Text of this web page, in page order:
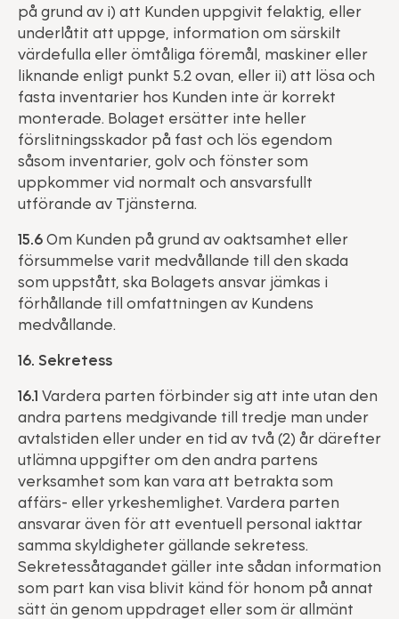
på grund av i) att Kunden uppgivit felaktig, eller
underlåtit att uppge, information om särskilt
värdefulla eller ömtåliga föremål, maskiner eller
liknande enligt punkt 5.2 ovan, eller ii) att lösa och
fasta inventarier hos Kunden inte är korrekt
monterade. Bolaget ersätter inte heller
förslitningsskador på fast och lös egendom
såsom inventarier, golv och fönster som
uppkommer vid normalt och ansvarsfullt
utförande av Tjänsterna.
15.6 Om Kunden på grund av oaktsamhet eller
försummelse varit medvållande till den skada
som uppstått, ska Bolagets ansvar jämkas i
förhållande till omfattningen av Kundens
medvållande.
16. Sekretess
16.1 Vardera parten förbinder sig att inte utan den
andra partens medgivande till tredje man under
avtalstiden eller under en tid av två (2) år därefter
utlämna uppgifter om den andra partens
verksamhet som kan vara att betrakta som
affärs- eller yrkeshemlighet. Vardera parten
ansvarar även för att eventuell personal iakttar
samma skyldigheter gällande sekretess.
Sekretessåtagandet gäller inte sådan information
som part kan visa blivit känd för honom på annat
sätt än genom uppdraget eller som är allmänt